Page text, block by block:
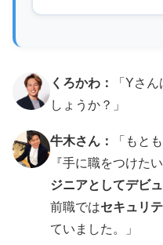
くろかわ：
「Yさ
しょうか？」
牛木さん： 「もと
『手に職をつけた
ジニアとしてデビ
前職ではセキュリ
ていました。」